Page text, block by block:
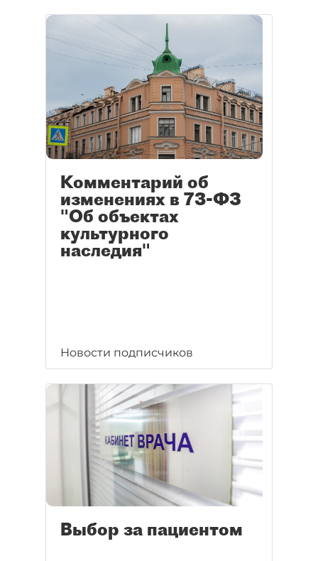
Комментарий об
изменениях в 73-ФЗ
"Об объектах
культурного
наследия"
Новости подписчиков
Выбор за пациентом